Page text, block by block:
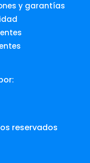
y garantías
reservados